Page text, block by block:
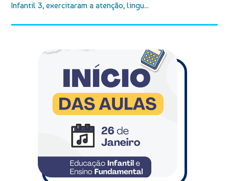
Infantil 3, exercitaram a atenção, lingu...